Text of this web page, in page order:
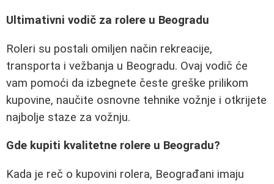
Ultimativni vodič za rolere u Beogradu
Roleri su postali omiljen način rekreacije,
transporta i vežbanja u Beogradu. Ovaj vodič će
vam pomoći da izbegnete česte greške prilikom
kupovine, naučite osnovne tehnike vožnje i otkrijete
najbolje staze za vožnju.
Gde kupiti kvalitetne rolere u Beogradu?
Kada je reč o kupovini rolera, Beograđani imaju